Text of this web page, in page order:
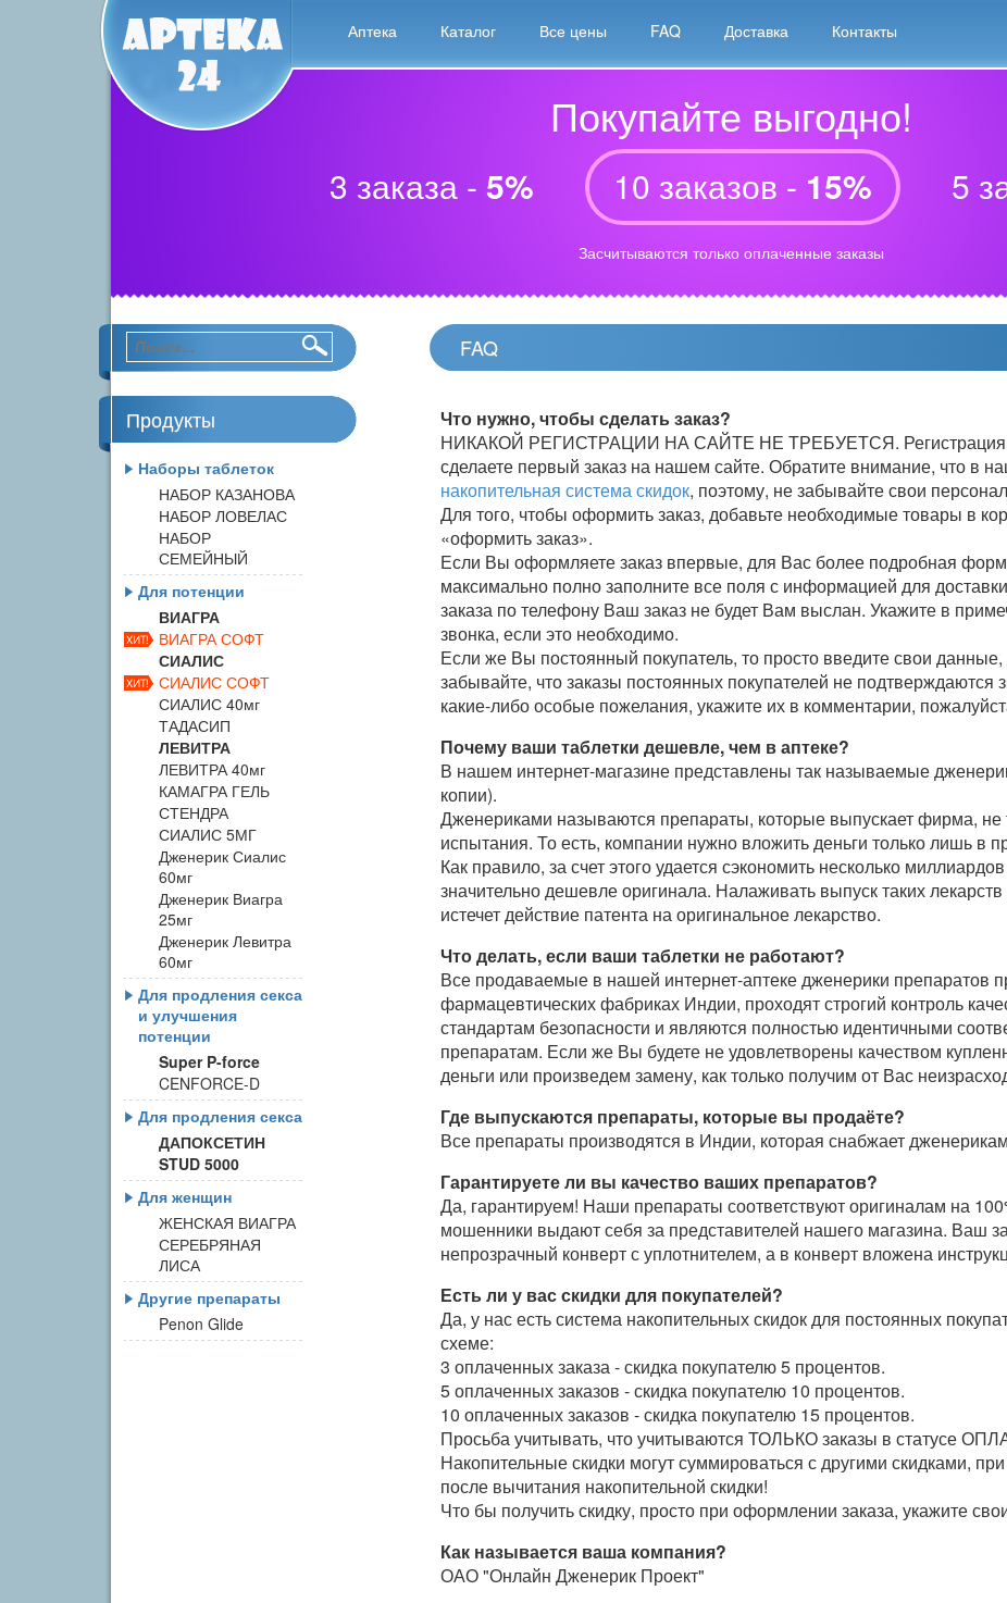
Аптека Каталог Все цены FAQ Доставка Контакты
Покупайте выгодно!
3 заказа - 5% 10 заказов - 15% 5
Засчитываются только оплаченные заказы
Продукты
Наборы таблеток
НАБОР КАЗАНОВА
НАБОР ЛОВЕЛАС
НАБОР
СЕМЕЙНЫЙ
Для потенции
ВИАГРА
ВИАГРА СОФТ
СИАЛИС
СИАЛИС СОФТ
СИАЛИС 40мг
ТАДАСИП
ЛЕВИТРА
ЛЕВИТРА 40мг
КАМАГРА ГЕЛЬ
СТЕНДРА
СИАЛИС 5МГ
Дженерик Сиалис
60мг
Дженерик Виагра
25мг
Дженерик Левитра
60мг
Для продления секса
и улучшения
потенции
Super P-force
CENFORCE-D
Для продления секса
ДАПОКСЕТИН
STUD 5000
Для женщин
ЖЕНСКАЯ ВИАГРА
СЕРЕБРЯНАЯ
ЛИСА
Другие препараты
Penon Glide
FAQ
Что нужно, чтобы сделать заказ?
НИКАКОЙ РЕГИСТРАЦИИ НА САЙТЕ НЕ ТРЕБУЕТСЯ. Регистрация
сделаете первый заказ на нашем сайте. Обратите внимание, что в
накопительная система скидок, поэтому, не забывайте свои
Для того, чтобы оформить заказ, добавьте необходимые товары в
«оформить заказ».
Если Вы оформляете заказ впервые, для Вас более подробная
максимально полно заполните все поля с информацией для
заказа по телефону Ваш заказ не будет Вам выслан. Укажите в
звонка, если это необходимо.
Если же Вы постоянный покупатель, то просто введите свои
забывайте, что заказы постоянных покупателей не подтверждаются
какие-либо особые пожелания, укажите их в комментарии,
Почему ваши таблетки дешевле, чем в аптеке?
В нашем интернет-магазине представлены так называемые
копии).
Дженериками называются препараты, которые выпускает фирма, не
испытания. То есть, компании нужно вложить деньги только лишь в
Как правило, за счет этого удается сэкономить несколько
значительно дешевле оригинала. Налаживать выпуск таких
истечет действие патента на оригинальное лекарство.
Что делать, если ваши таблетки не работают?
Все продаваемые в нашей интернет-аптеке дженерики препаратов
фармацевтических фабриках Индии, проходят строгий контроль
стандартам безопасности и являются полностью идентичными
препаратам. Если же Вы будете не удовлетворены качеством
деньги или произведем замену, как только получим от Вас
Где выпускаются препараты, которые вы продаёте?
Все препараты производятся в Индии, которая снабжает
Гарантируете ли вы качество ваших препаратов?
Да, гарантируем! Наши препараты соответствуют оригиналам на
мошенники выдают себя за представителей нашего магазина. Ваш
непрозрачный конверт с уплотнителем, а в конверт вложена
Есть ли у вас скидки для покупателей?
Да, у нас есть система накопительных скидок для постоянных
схеме:
3 оплаченных заказа - скидка покупателю 5 процентов.
5 оплаченных заказов - скидка покупателю 10 процентов.
10 оплаченных заказов - скидка покупателю 15 процентов.
Просьба учитывать, что учитываются ТОЛЬКО заказы в статусе
Накопительные скидки могут суммироваться с другими скидками,
после вычитания накопительной скидки!
Что бы получить скидку, просто при оформлении заказа, укажите
Как называется ваша компания?
ОАО "Онлайн Дженерик Проект"